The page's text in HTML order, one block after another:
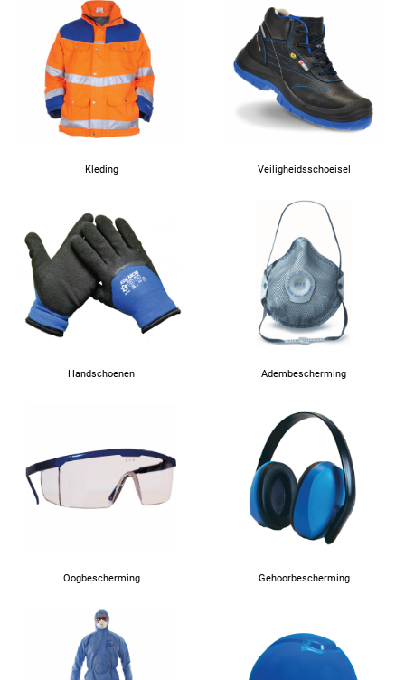
Kleding Veiligheidsschoeisel
Handschoenen Adembescherming
Oogbescherming Gehoorbescherming